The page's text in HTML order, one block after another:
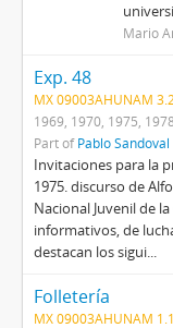
Mario
Exp. 48
MX 09003AHUNAM
1969, 1970, 1975,
Part ofPablo
Invitaciones para la
1975. discurso de
Nacional Juvenil de
informativos, de
destacan los sigui...
Folletería
MX 09003AHUNAM